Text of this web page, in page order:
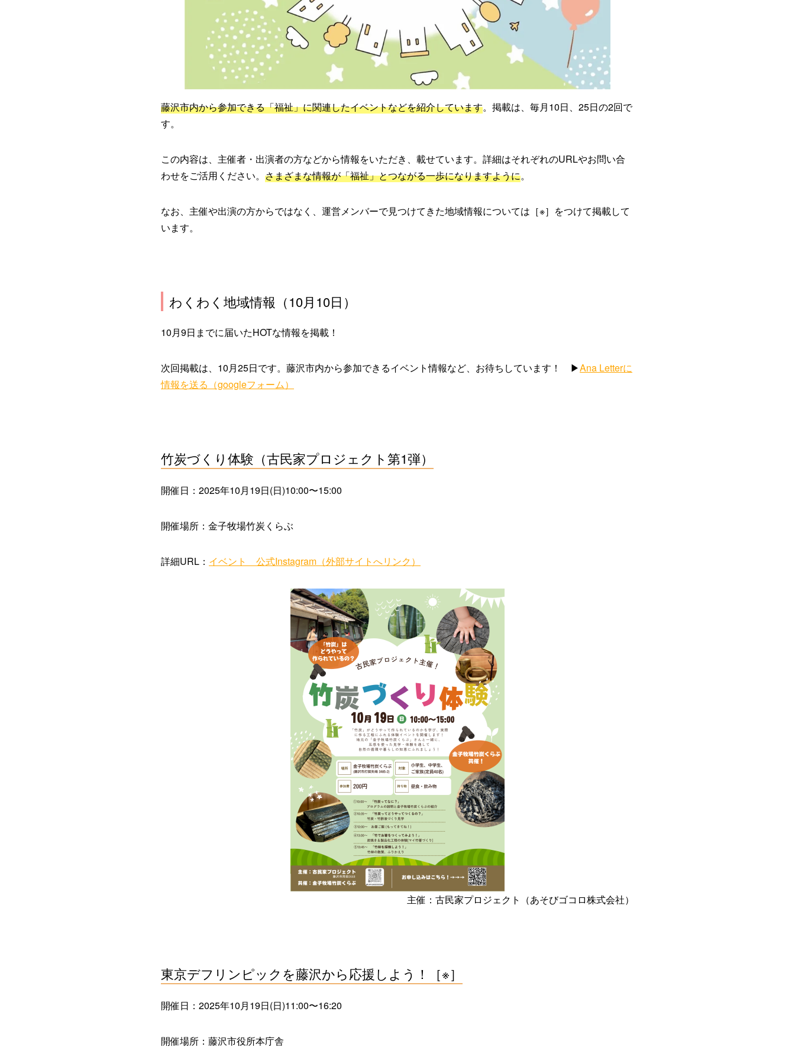
藤沢市内から参加できる「福祉」に関連したイベントなどを紹介しています。掲載は、毎月10日、25日の2回で
す。
この内容は、主催者・出演者の方などから情報をいただき、載せています。詳細はそれぞれのURLやお問い合
わせをご活用ください。 さまざまな情報が「福祉」とつながる一歩になりますように。
なお、主催や出演の方からではなく、運営メンバーで見つけてきた地域情報については［※］をつけて掲載して
います。
わくわく地域情報（10月10日）
10月9日までに届いたHOTな情報を掲載！
次回掲載は、10月25日です。藤沢市内から参加できるイベント情報など、お待ちしています！ ▶︎Ana Letterに
情報を送る（googleフォーム）
竹炭づくり体験（古民家プロジェクト第1弾）
開催日：2025年10月19日(日)10:00〜15:00
開催場所：金子牧場竹炭くらぶ
詳細URL： イベント 公式Instagram（外部サイトへリンク）
主催：古民家プロジェクト（あそびゴコロ株式会社）
東京デフリンピックを藤沢から応援しよう！［※］
開催日：2025年10月19日(日)11:00〜16:20
開催場所：藤沢市役所本庁舎